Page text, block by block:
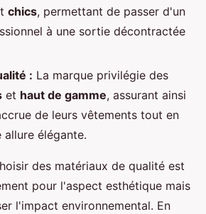
chics, permettant de passer d'un
à une sortie décontractée
: La marque privilégie des
et haut de gamme, assurant ainsi
de leurs vêtements tout en
allure élégante.
des matériaux de qualité est
pour l'aspect esthétique mais
l'impact environnemental. En